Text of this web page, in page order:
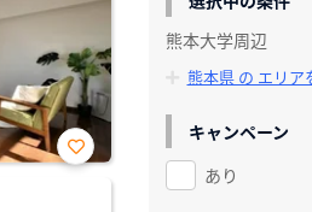
お気
熊本大学周辺
熊本県 の エリア
キャンペーン
あり